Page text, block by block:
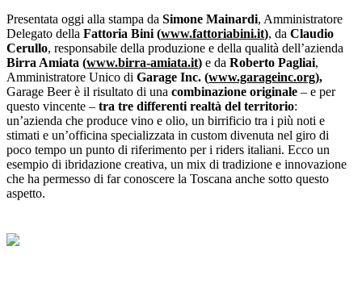
Presentata oggi alla stampa da Simone Mainardi, Amministratore
Delegato della Fattoria Bini (www.fattoriabini.it), da Claudio
Cerullo, responsabile della produzione e della qualità dell’azienda
Birra Amiata (www.birra-amiata.it) e da Roberto Pagliai,
Amministratore Unico di Garage Inc. (www.garageinc.org),
Garage Beer è il risultato di una combinazione originale – e per
questo vincente – tra tre differenti realtà del territorio:
un’azienda che produce vino e olio, un birrificio tra i più noti e
stimati e un’officina specializzata in custom divenuta nel giro di
poco tempo un punto di riferimento per i riders italiani. Ecco un
esempio di ibridazione creativa, un mix di tradizione e innovazione
che ha permesso di far conoscere la Toscana anche sotto questo
aspetto.